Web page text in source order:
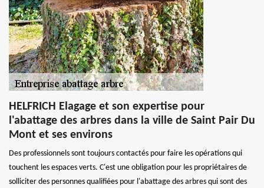
HELFRICH Elagage et son expertise pour
l'abattage des arbres dans la ville de Saint Pair Du
Mont et ses environs
Des professionnels sont toujours contactés pour faire les opérations qui
touchent les espaces verts. C'est une obligation pour les propriétaires de
solliciter des personnes qualifiées pour l'abattage des arbres qui sont des